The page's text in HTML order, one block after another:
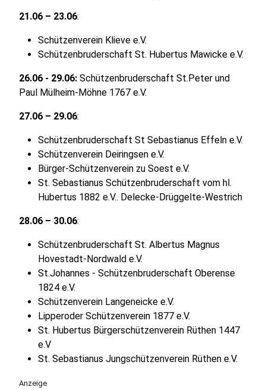
21.06 – 23.06:
Schützenverein Klieve e.V.
Schützenbruderschaft St. Hubertus Mawicke e.V.
26.06 - 29.06: Schützenbruderschaft St.Peter und
Paul Mülheim-Möhne 1767 e.V.
27.06 – 29.06:
Schützenbruderschaft St Sebastianus Effeln e.V.
Schützenverein Deiringsen e.V.
Bürger-Schützenverein zu Soest e.V.
St. Sebastianus Schützenbruderschaft vom hl.
Hubertus 1882 e.V.. Delecke-Drüggelte-Westrich
28.06 – 30.06:
Schützenbruderschaft St. Albertus Magnus
Hovestadt-Nordwald e.V.
St.Johannes - Schützenbruderschaft Oberense
1824 e.V.
Schützenverein Langeneicke e.V.
Lipperoder Schützenverein 1877 e.V.
St. Hubertus Bürgerschützenverein Rüthen 1447
e.V
St. Sebastianus Jungschützenverein Rüthen e.V.
Anzeige